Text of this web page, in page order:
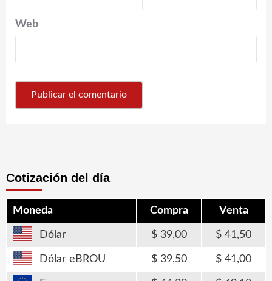
Web
Cotización del día
Moneda Compra Venta
Dólar 39,00 41,50
Dólar eBROU 39,50 41,00